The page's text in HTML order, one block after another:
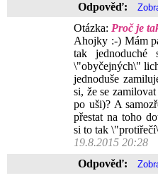
Odpověď:
Otázka: Proč je
Ahojky :-) Mám
tak
\"obyčejných\"
jednoduše
si, že se
po uši)? A
přestat na toho
si to tak
19.8.2015 20:28
Odpověď: